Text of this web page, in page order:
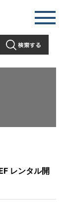
レンタル開